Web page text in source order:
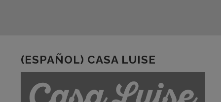
(ESPAÑOL) CASA LUISE